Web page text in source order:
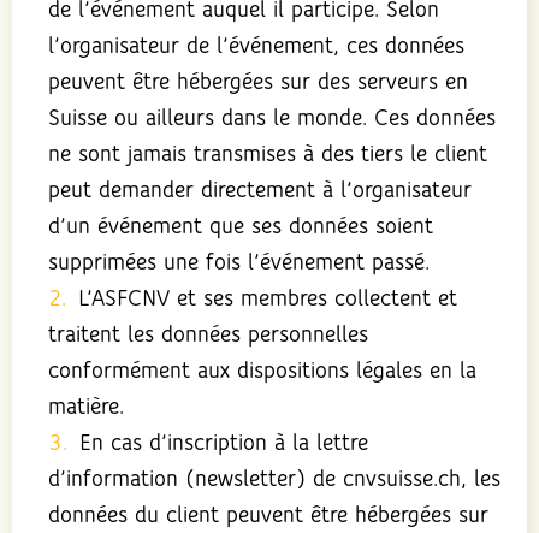
de l’événement auquel il participe. Selon
l’organisateur de l’événement, ces données
peuvent être hébergées sur des serveurs en
Suisse ou ailleurs dans le monde. Ces données
ne sont jamais transmises à des tiers le client
peut demander directement à l’organisateur
d’un événement que ses données soient
supprimées une fois l’événement passé.
L’ASFCNV et ses membres collectent et
traitent les données personnelles
conformément aux dispositions légales en la
matière.
En cas d’inscription à la lettre
d’information (newsletter) de cnvsuisse.ch, les
données du client peuvent être hébergées sur